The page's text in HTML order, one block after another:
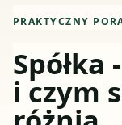
PRAKTYCZNY
Spółka
i czym